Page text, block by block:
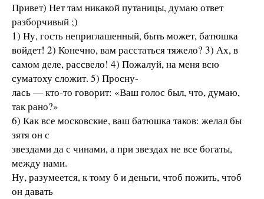
Привет) Нет там никакой путаницы, думаю ответ
разборчивый ;)
1) Ну, гость неприглашенный, быть может, батюшка
войдет! 2) Конечно, вам расстаться тяжело? 3) Ах, в
самом деле, рассвело! 4) Пожалуй, на меня всю
суматоху сложит. 5) Просну-
лась — кто-то говорит: «Ваш голос был, что, думаю,
так рано?»
6) Как все московские, ваш батюшка таков: желал бы
зятя он с
звездами да с чинами, а при звездах не все богаты,
между нами.
Ну, разумеется, к тому б и деньги, чтоб пожить, чтоб
он давать